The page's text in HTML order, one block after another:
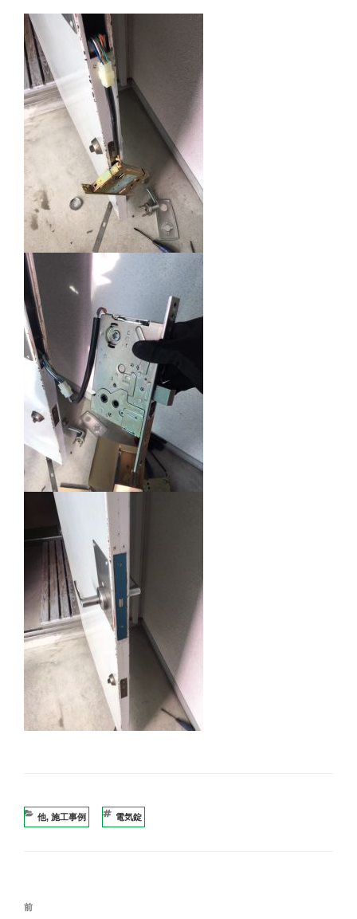
カ
他, 施工事例
タ
電気錠
投
過
前